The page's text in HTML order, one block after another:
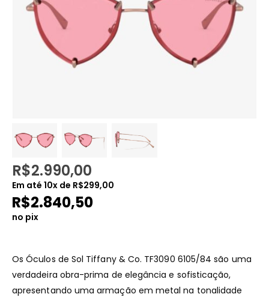
R$2.990,00
Em até 10x de R$299,00
R$2.840,50
no pix
Os Óculos de Sol Tiffany & Co. TF3090 6105/84 são uma
verdadeira obra-prima de elegância e sofisticação,
apresentando uma armação em metal na tonalidade